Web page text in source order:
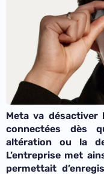
Meta va
connectées dès
altération ou la
L’entreprise met
permettait